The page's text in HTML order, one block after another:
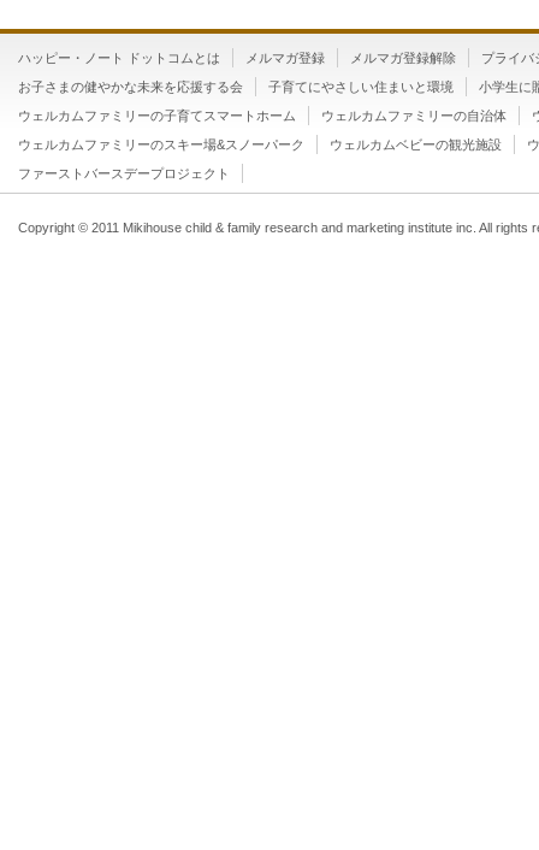
ハッピー・ノート ドットコムとは メルマガ登録 メルマガ登録解除
プライバ
お子さまの健やかな未来を応援する会
子育てにやさしい住まいと環境
小学生に
ウェルカムファミリーの子育てスマートホーム
ウェルカムファミリーの自治体
ウェルカムファミリーのスキー場&スノーパーク
ウェルカムベビーの観光施設
ファーストバースデープロジェクト
Copyright © 2011 Mikihouse child & family research and marketing institute inc. All rights